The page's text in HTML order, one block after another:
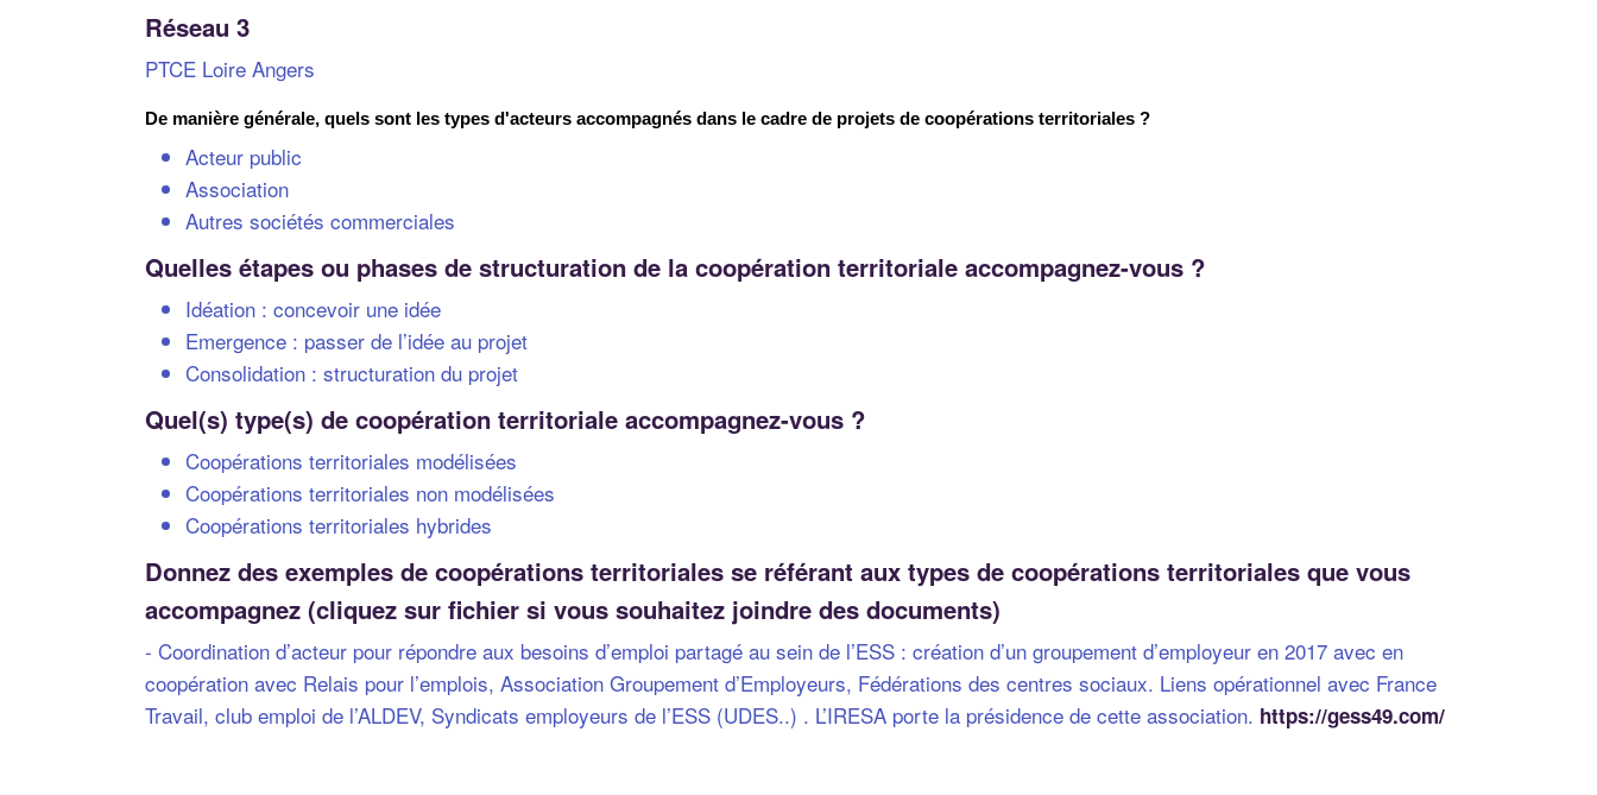
Réseau 3
PTCE Loire Angers
De manière générale, quels sont les types d'acteurs accompagnés dans le cadre de projets de coopérations territoriales ?
Acteur public
Association
Autres sociétés commerciales
Quelles étapes ou phases de structuration de la coopération territoriale accompagnez-vous ?
Idéation : concevoir une idée
Emergence : passer de l’idée au projet
Consolidation : structuration du projet
Quel(s) type(s) de coopération territoriale accompagnez-vous ?
Coopérations territoriales modélisées
Coopérations territoriales non modélisées
Coopérations territoriales hybrides
Donnez des exemples de coopérations territoriales se référant aux types de coopérations territoriales que vous
accompagnez (cliquez sur fichier si vous souhaitez joindre des documents)
- Coordination d’acteur pour répondre aux besoins d’emploi partagé au sein de l’ESS : création d’un groupement d’employeur en 2017 avec en
coopération avec Relais pour l’emplois, Association Groupement d’Employeurs, Fédérations des centres sociaux. Liens opérationnel avec France
Travail, club emploi de l’ALDEV, Syndicats employeurs de l’ESS (UDES..) . L’IRESA porte la présidence de cette association. https://gess49.com/